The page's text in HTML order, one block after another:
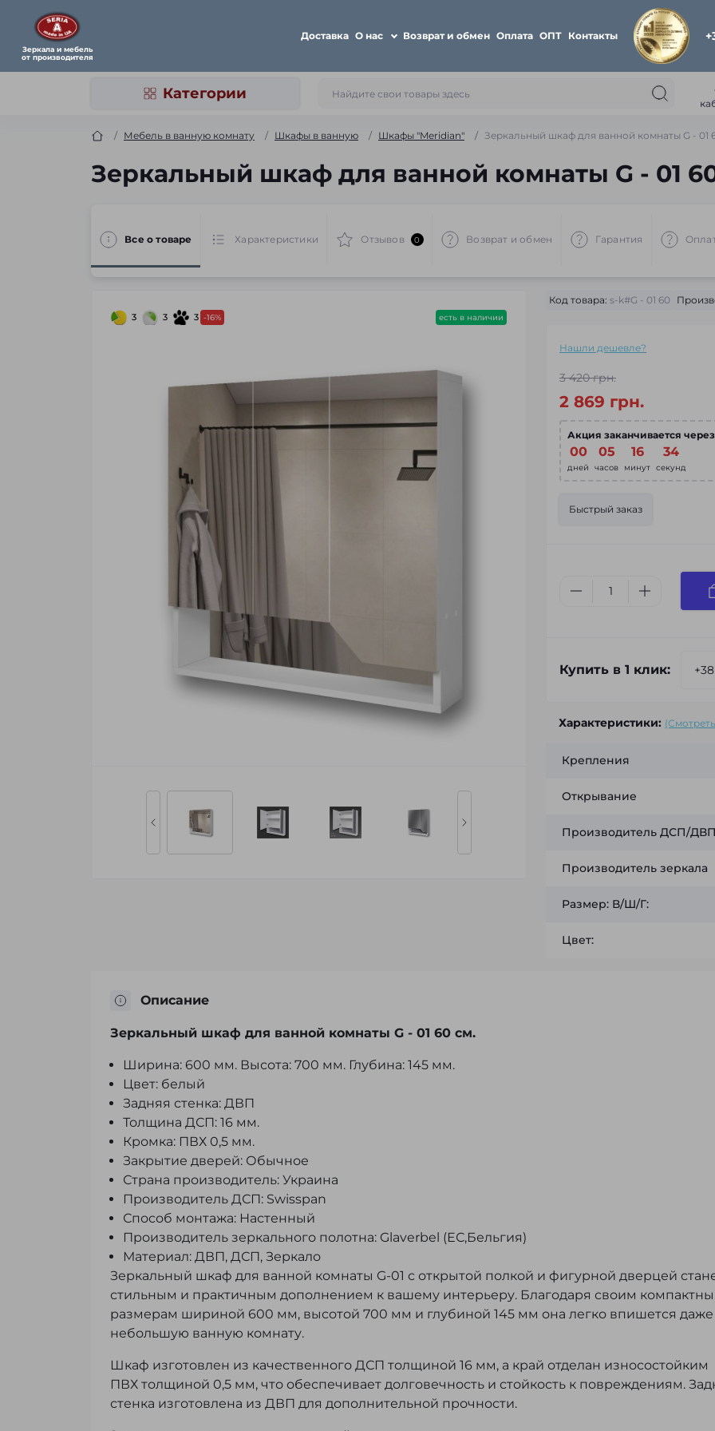
Зеркала и мебель
от производителя
Доставка О нас Возврат и обмен Оплата ОПТ Контакты
Категории
Мебель в ванную комнату Шкафы в ванную Шкафы "Meridian" Зеркальный шкаф для ванной комнаты G - 01
Зеркальный шкаф для ванной комнаты G - 01
Все о товаре Характеристики Отзывов 0 Возврат и обмен Гарантия
3 3 3 -16% есть в наличии
Код товара: s-k#G - 01 60
Нашли дешевле?
3 420 грн.
2 869 грн.
Акция заканчивается
00
дней
05
часов
16
минут
33
секунд
Быстрый заказ
Купить в 1 клик:
Характеристики:
Крепления
Открывание
Производитель ДСП/
Производитель зеркала
Размер: В/Ш/Г:
Цвет:
Описание
Зеркальный шкаф для ванной комнаты G - 01 60 см.
Ширина: 600 мм. Высота: 700 мм. Глубина: 145 мм.
Цвет: белый
Задняя стенка: ДВП
Толщина ДСП: 16 мм.
Кромка: ПВХ 0,5 мм.
Закрытие дверей: Обычное
Страна производитель: Украина
Производитель ДСП: Swisspan
Способ монтажа: Настенный
Производитель зеркального полотна: Glaverbel (ЕС,Бельгия)
Материал: ДВП, ДСП, Зеркало
Зеркальный шкаф для ванной комнаты G-01 с открытой полкой и фигурной дверцей
стильным и практичным дополнением к вашему интерьеру. Благодаря своим
размерам шириной 600 мм, высотой 700 мм и глубиной 145 мм она легко впишется даже
небольшую ванную комнату.
Шкаф изготовлен из качественного ДСП толщиной 16 мм, а край отделан износостойким
ПВХ толщиной 0,5 мм, что обеспечивает долговечность и стойкость к повреждениям.
стенка изготовлена из ДВП для дополнительной прочности.